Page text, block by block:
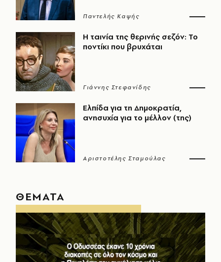
Παντελής Καψής
Η ταινία της θερινής σεζόν: Το
ποντίκι που βρυχάται
Γιάννης Στεφανίδης
Ελπίδα για τη Δημοκρατία,
ανησυχία για το μέλλον (της)
Αριστοτέλης Σταμούλας
ΘΕΜΑΤΑ